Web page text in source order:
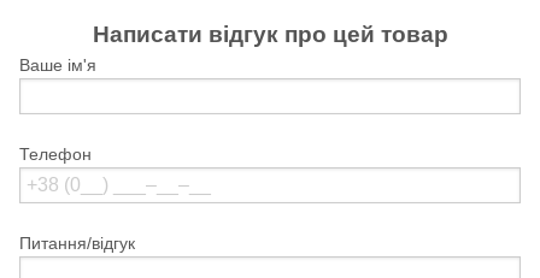
Написати відгук про цей товар
Ваше ім'я
Телефон
Питання/відгук